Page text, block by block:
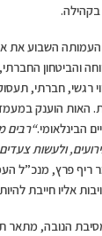
השבוע את
והביטחון
רגשי, חברתי,
האות הוענק
הבינלאומי.“רבים
ולעשות
ריף פרץ, מנכ”ל
אליו חייבת
הנובה, מתאר